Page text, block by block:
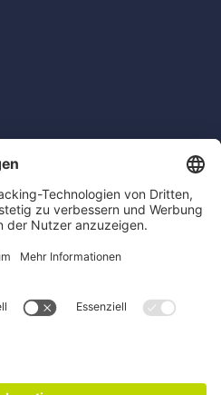
und Aktive